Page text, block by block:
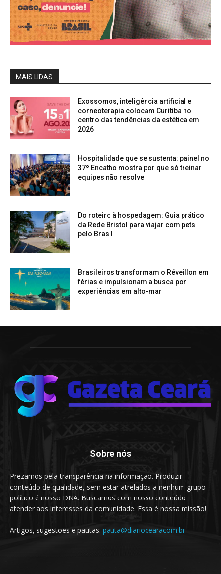
MAIS LIDAS
Exossomos, inteligência artificial e
corneoterapia colocam Curitiba no
centro das tendências da estética em
2026
Hospitalidade que se sustenta: painel no
37º Encatho mostra por que só treinar
equipes não resolve
Do roteiro à hospedagem: Guia prático
da Rede Bristol para viajar com pets
pelo Brasil
Brasileiros transformam o Réveillon em
férias e impulsionam a busca por
experiências em alto-mar
Sobre nós
Prezamos pela transparência na informação. Produzir
conteúdo de qualidade, sem estar atrelados a nenhum grupo
político é nosso DNA. Buscamos com nosso conteúdo
atender aos interesses da comunidade. Essa é nossa missão!
Artigos, sugestões e pautas: pauta@diariocearacom.br